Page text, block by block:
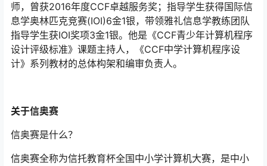
师，曾获2016年度CCF卓越服务奖；指导学生获得国际信
息学奥林匹克竞赛(IOI)6金1银，带领雅礼信息学教练团队
指导学生获IOI奖项3金1银。他是《CCF青少年计算机程序
设计评级标准》课题主持人，《CCF中学计算机程序设
计》系列教材的总体构架和编审负责人。
关于信奥赛
信奥赛是什么？
信奥赛全称为信托教育杯全国中小学计算机大赛，是中小